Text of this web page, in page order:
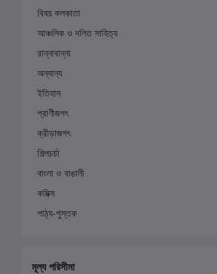
বিষয় কলকাতা
আঞ্চলিক ও দলিত সাহিত্য
রান্নাবান্না
অন্যান্য
ইতিহাস
প্রাণীজগৎ
ক্রীড়াজগৎ
শিল্পচর্চা
বাংলা ও বাঙালী
কমিক্স
পাঠ্য-পুস্তক
মূল্য পরিসীমা